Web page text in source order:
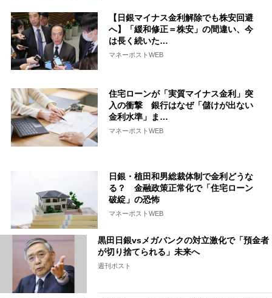
【日銀マイナス金利解除でも株安回避
へ】「緩和修正＝株安」の間違い、今
は長く続いた…
マネーポストWEB
住宅ローンが「実質マイナス金利」突
入の衝撃 銀行はなぜ「儲けが出ない
金利水準」ま…
マネーポストWEB
日銀・植田和男総裁体制で金利どうな
る？ 金融政策正常化で「住宅ローン
破綻」の恐怖
マネーポストWEB
黒田日銀vsメガバンクの対立激化で「預金者
が切り捨てられる」未来へ
週刊ポスト